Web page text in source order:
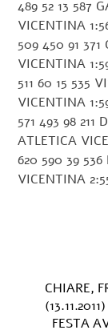
489 52 13 587
VICENTINA
509 450 91
VICENTINA
511 60 15 535
VICENTINA
571 493 98 211
ATLETICA
620 590 39
VICENTINA
CHIARE,
(13.11.2011)
FESTA